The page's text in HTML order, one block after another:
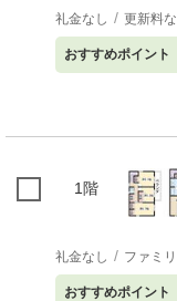
礼金なし 更新料
おすすめポイント
1階
礼金なし ファミ
おすすめポイント